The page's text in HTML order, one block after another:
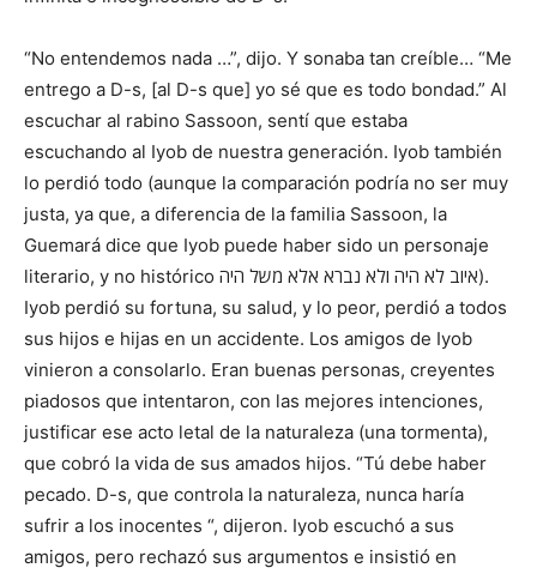
“No entendemos nada …”, dijo. Y sonaba tan creíble… “Me
entrego a D-s, [al D-s que] yo sé que es todo bondad.” Al
escuchar al rabino Sassoon, sentí que estaba
escuchando al Iyob de nuestra generación. Iyob también
lo perdió todo (aunque la comparación podría no ser muy
justa, ya que, a diferencia de la familia Sassoon, la
Guemará dice que Iyob puede haber sido un personaje
literario, y no histórico איוב לא היה ולא נברא אלא משל היה).
Iyob perdió su fortuna, su salud, y lo peor, perdió a todos
sus hijos e hijas en un accidente. Los amigos de Iyob
vinieron a consolarlo. Eran buenas personas, creyentes
piadosos que intentaron, con las mejores intenciones,
justificar ese acto letal de la naturaleza (una tormenta),
que cobró la vida de sus amados hijos. “Tú debe haber
pecado. D-s, que controla la naturaleza, nunca haría
sufrir a los inocentes “, dijeron. Iyob escuchó a sus
amigos, pero rechazó sus argumentos e insistió en